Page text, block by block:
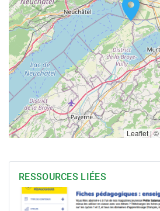
Leaflet | ©
RESSOURCES LIÉES